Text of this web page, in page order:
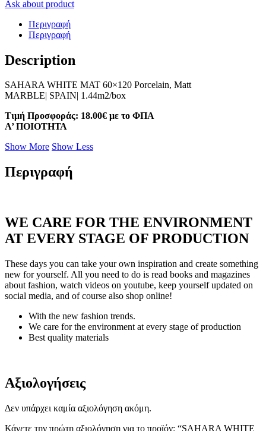
Ask about product
Περιγραφή
Περιγραφή
Description
SAHARA WHITE MAT 60×120 Porcelain, Matt
MARBLE| SPAIN| 1.44m2/box
Τιμή Προσφοράς: 18.00€ με το ΦΠΑ
A’ ΠΟΙΟΤΗΤΑ
Show More Show Less
Περιγραφή
WE CARE FOR THE ENVIRONMENT
AT EVERY STAGE OF PRODUCTION
These days you can take your own inspiration and create something
new for yourself. All you need to do is read books and magazines
about fashion, watch videos on youtube, keep yourself updated on
social media, and of course also shop online!
With the new fashion trends.
We care for the environment at every stage of production
Best quality materials
Αξιολογήσεις
Δεν υπάρχει καμία αξιολόγηση ακόμη.
Κάνετε την πρώτη αξιολόγηση για το προϊόν: “SAHARA WHITE